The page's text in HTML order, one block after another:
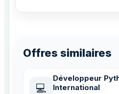
Offres similaires
💻
Développeur
International